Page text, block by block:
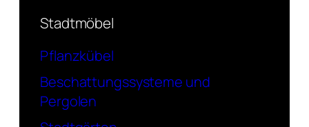
Stadtmöbel
Pflanzkübel
Beschattungssysteme und
Pergolen